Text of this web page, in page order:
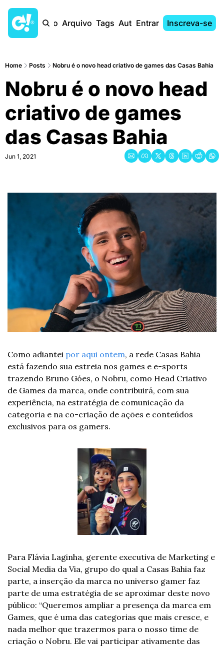
Início Arquivo Tags AutoresEntrar Inscreva-se
Home Posts Nobru é o novo head criativo de games das Casas Bahia
Nobru é o novo head
criativo de games
das Casas Bahia
Jun 1, 2021
Como adiantei por aqui ontem, a rede Casas Bahia
está fazendo sua estreia nos games e e-sports
trazendo Bruno Góes, o Nobru, como Head Criativo
de Games da marca, onde contribuirá, com sua
experiência, na estratégia de comunicação da
categoria e na co-criação de ações e conteúdos
exclusivos para os gamers.
Para Flávia Laginha, gerente executiva de Marketing e
Social Media da Via, grupo do qual a Casas Bahia faz
parte, a inserção da marca no universo gamer faz
parte de uma estratégia de se aproximar deste novo
público: “Queremos ampliar a presença da marca em
Games, que é uma das categorias que mais cresce, e
nada melhor que trazermos para o nosso time de
criação o Nobru. Ele vai participar ativamente das